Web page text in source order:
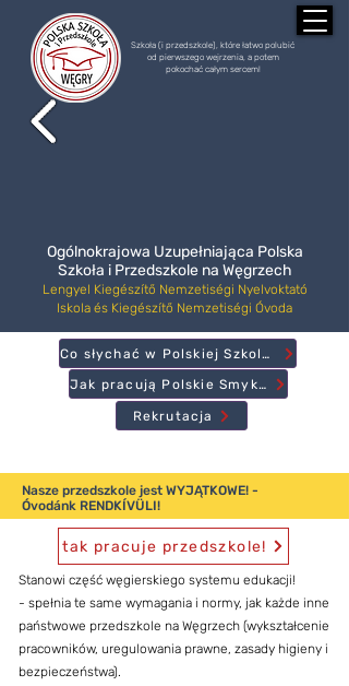
Szkoła (i przedszkole), które łatwo polubić
od pierwszego wejrzenia, a potem
pokochać całym sercem!
Ogólnokrajowa Uzupełniająca Polska
Szkoła i Przedszkole na Węgrzech
Lengyel Kiegészítő Nemzetiségi Nyelvoktató
Iskola és Kiegészítő Nemzetiségi Óvoda
Rekrutacja
Jak pracują Polskie Smyki?
Co słychać w Polskiej Szkole?
Nasze przedszkole jest WYJĄTKOWE!​ -
Óvodánk RENDKÍVÜLI!
tak pracuje przedszkole!
Stanowi część węgierskiego systemu edukacji!
- spełnia te same wymagania i normy, jak każde inne
państwowe przedszkole na Węgrzech (wykształcenie
pracowników, uregulowania prawne, zasady higieny i
bezpieczeństwa).